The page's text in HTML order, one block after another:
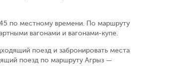
по местному времени. По маршруту
вагонами и вагонами-купе.
поезд и забронировать места
поезд по маршруту Агрыз —